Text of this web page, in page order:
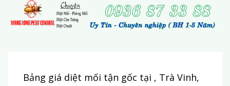
Bảng giá diệt mối tận gốc tại , Trà Vinh,